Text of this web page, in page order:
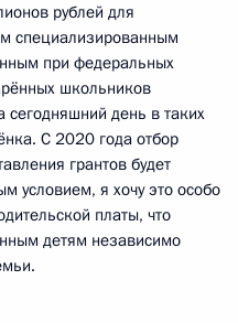
рублей для
специализированным
при федеральных
школьников
день в таких
С 2020 года отбор
грантов будет
условием, я хочу это особо
платы, что
детям независимо